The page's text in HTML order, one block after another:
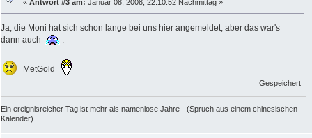
«Antwort #3 am: Januar 08, 2008, 22:10:52 Nachmittag »
Ja, die Moni hat sich schon lange bei uns hier angemeldet, aber das war's
dann auch
.
MetGold
Gespeichert
Ein ereignisreicher Tag ist mehr als namenlose Jahre - (Spruch aus einem chinesischen
Kalender)